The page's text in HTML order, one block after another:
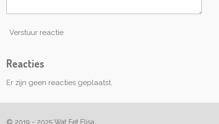
Verstuur reactie
Reacties
Er zijn geen reacties geplaatst.
© 2019 - 2025 Wat Eet Elisa